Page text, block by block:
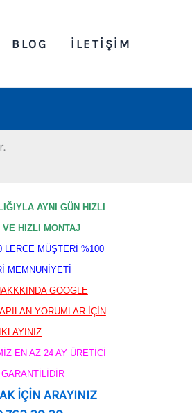
BLOG İLETIŞIM
AYNI GÜN HIZLI
HIZLI MONTAJ
LERCE MÜŞTERİ %100
MEMNUNİYETİ
GOOGLE
YORUMLAR İÇİN
EN AZ 24 AY ÜRETİCİ
GARANTİLİDİR
İÇİN ARAYINIZ